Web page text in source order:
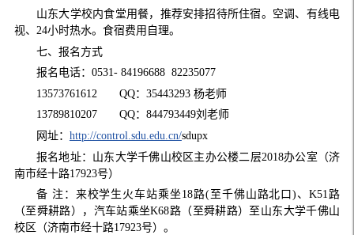
山东大学校内食堂用餐，推荐安排招待所住宿。空调、有线电
视、 24小时热水。食宿费用自理。
七、报名方式
报名电话： 0531- 84196688 82235077
13573761612 QQ： 35443293 杨老师
13789810207 QQ： 844793449刘老师
网址： http://control.sdu.edu.cn/sdupx
报名地址：山东大学千佛山校区主办公楼二层2018办公室（济
南市经十路17923号）
备 注：来校学生火车站乘坐 18路(至千佛山路北口) 、K51 路
（至舜耕路），汽车站乘坐K68路（至舜耕路）至山东大学千佛山
校区（济南市经十路17923号）。